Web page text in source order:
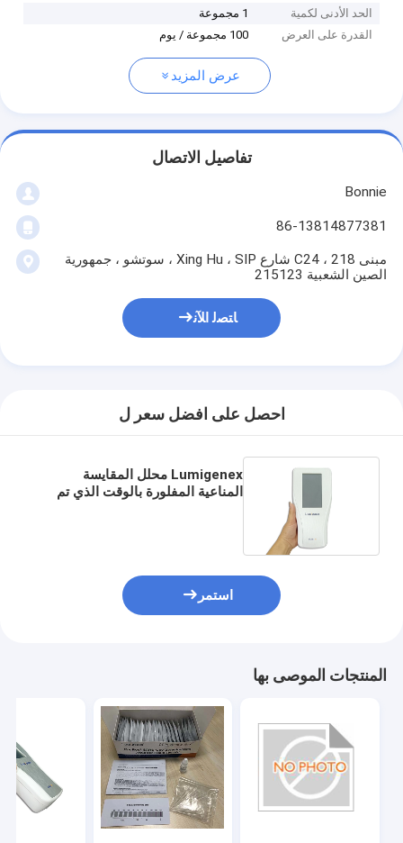
الحد الأدنى لكمية
1 مجموعة
القدرة على العرض
100 مجموعة / يوم
عرض المزيد
تفاصيل الاتصال
Bonnie
86-13814877381
مبنى C24 ، 218 شارع Xing Hu ، SIP ، سوتشو ، جمهورية
الصين الشعبية 215123
ﺎﺘﺼﻟ ﺍﻶﻧ
احصل على افضل سعر ل
Lumigenex محلل المقايسة
المناعية المفلورة بالوقت الذي تم
استمر
المنتجات الموصى بها